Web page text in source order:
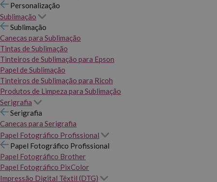
Personalização
Sublimação
Sublimação
Canecas para Sublimação
Tintas de Sublimação
Tinteiros de Sublimação para Epson
Papel de Sublimação
Tinteiros de Sublimação para Ricoh
Produtos de Limpeza para Sublimação
Serigrafia
Serigrafia
Canecas para Serigrafia
Papel Fotográfico Profissional
Papel Fotográfico Profissional
Papel Fotográfico Brother
Papel Fotográfico PixColor
Impressão Digital Têxtil (DTG)